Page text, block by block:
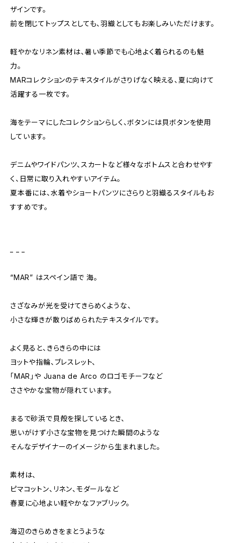
ザインです。
前を閉じてトップスとしても、羽織としてもお楽しみいただけます。
軽やかなリネン素材は、暑い季節でも心地よく着られるのも魅
力。
MARコレクションのテキスタイルがさりげなく映える、夏に向けて
活躍する一枚です。
海をテーマにしたコレクションらしく、ボタンには貝ボタンを使用
しています。
デニムやワイドパンツ、スカートなど様々なボトムスと合わせやす
く、日常に取り入れやすいアイテム。
夏本番には、水着やショートパンツにさらりと羽織るスタイルもお
すすめです。
“MAR” はスペイン語で 海。
さざなみが光を受けてきらめくような、
小さな輝きが散りばめられたテキスタイルです。
よく見ると、きらきらの中には
ヨットや指輪、ブレスレット、
「MAR」や Juana de Arco のロゴモチーフなど
ささやかな宝物が隠れています。
まるで砂浜で貝殻を探しているとき、
思いがけず小さな宝物を見つけた瞬間のような
そんなデザイナーのイメージから生まれました。
素材は、
ピマコットン、リネン、モダールなど
春夏に心地よい軽やかなファブリック。
海辺のきらめきをまとうような